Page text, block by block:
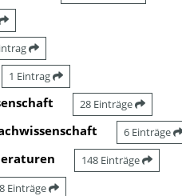
1 Eintrag
28 Einträge
6 Einträge
148 Einträge
8 Einträge